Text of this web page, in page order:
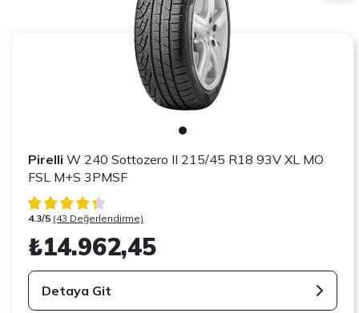
Pirelli W 240 Sottozero II 215/45 R18 93V XL MO
FSL M+S 3PMSF
4.3/5 (43 Değerlendirme)
₺14.962,45
Detaya Git